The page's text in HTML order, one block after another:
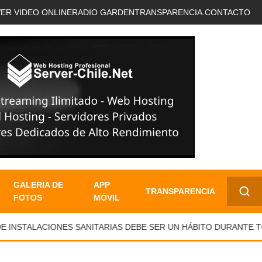
VIDEO ONLINERADIO GARDENTRANSPARENCIA. CONTACTO
GALERIA DE
FOTOS
APP
MÓVIL
TRANSPARENCIA
✕
SANITARIAS DEBE SER UN HÁBITO DURANTE